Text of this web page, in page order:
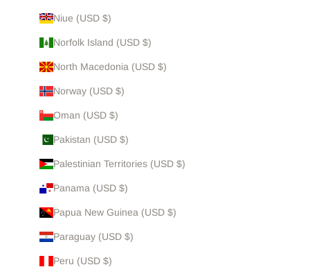
Niue (USD $)
Norfolk Island (USD $)
North Macedonia (USD $)
Norway (USD $)
Oman (USD $)
Pakistan (USD $)
Palestinian Territories (USD $)
Panama (USD $)
Papua New Guinea (USD $)
Paraguay (USD $)
Peru (USD $)